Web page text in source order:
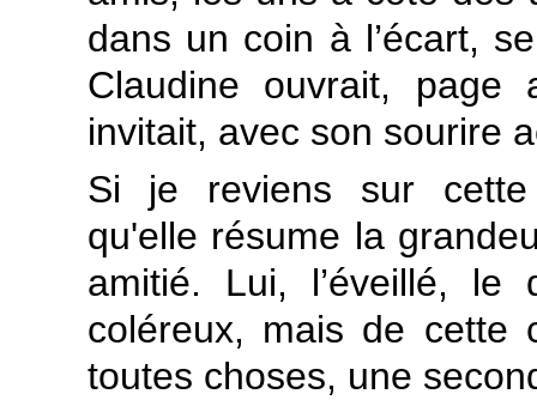
dans un coin à l’écart,
Claudine ouvrait,
invitait, avec son sourire
Si je reviens sur cette
qu'elle résume la
amitié. Lui, l’éveillé,
coléreux, mais de cette
toutes choses, une